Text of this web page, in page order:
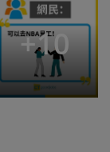
+10